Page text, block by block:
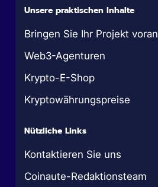
Unsere praktischen Inhalte
Bringen Sie Ihr Projekt voran
Web3-Agenturen
Krypto-E-Shop
Kryptowährungspreise
Nützliche Links
Kontaktieren Sie uns
Coinaute-Redaktionsteam